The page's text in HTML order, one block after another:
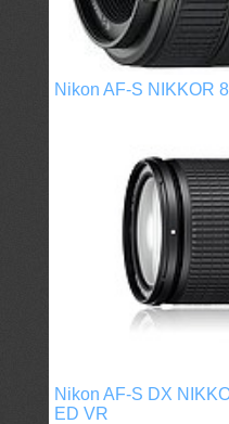
Nikon AF-S NIKKOR
Nikon AF-S DX
ED VR